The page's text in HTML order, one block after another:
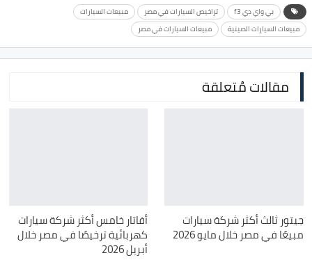
بي واي دي f3 تراخيص السيارات في مصر
مبيعات السيارات
مبيعات السيارات الصينية
مبيعات السيارات في مصر
مقالات مُتعلقة
جيتور ثالث أكثر شركة سيارات
مبيعًا في مصر خلال مايو 2026
أفاتار خامس أكثر شركة سيارات
كهربائية ترخيصًا في مصر خلال
أبريل 2026